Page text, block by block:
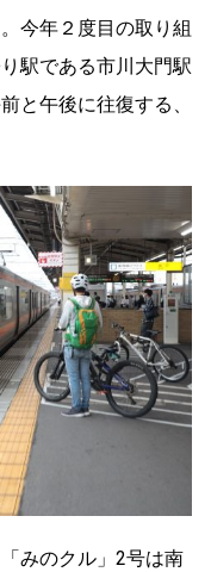
今年２度目の取り組
駅である市川大門駅
と午後に往復する、
みのクル」2号は南